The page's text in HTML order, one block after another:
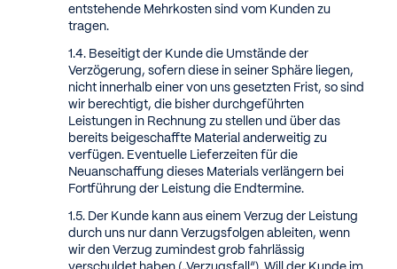
entstehende Mehrkosten sind vom Kunden zu
tragen.
Beseitigt der Kunde die Umstände der
Verzögerung, sofern diese in seiner Sphäre liegen,
nicht innerhalb einer von uns gesetzten Frist, so sind
wir berechtigt, die bisher durchgeführten
Leistungen in Rechnung zu stellen und über das
bereits beigeschaffte Material anderweitig zu
verfügen. Eventuelle Lieferzeiten für die
Neuanschaffung dieses Materials verlängern bei
Fortführung der Leistung die Endtermine.
Der Kunde kann aus einem Verzug der Leistung
durch uns nur dann Verzugsfolgen ableiten, wenn
wir den Verzug zumindest grob fahrlässig